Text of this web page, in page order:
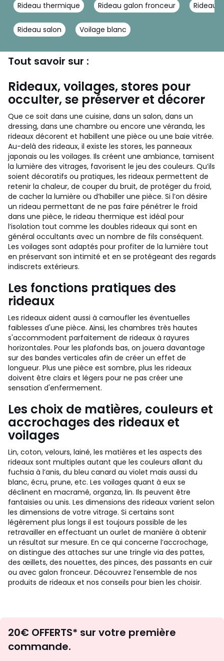
Rideau thermique Rideau galon fronceur Rideau
Rideau salon Voilage blanc
Tout savoir sur :
Rideaux, voilages, stores pour
occulter, se préserver et décorer
Que ce soit dans une cuisine, dans un salon, dans un
dressing, dans une chambre ou encore une véranda, les
rideaux décorent et habillent une pièce ou une baie vitrée.
Au-delà des rideaux, il existe les stores, les panneaux
japonais ou les voilages. Ils créent une ambiance, tamisent
la lumière des vitrages, favorisent le jeu des couleurs. Qu’ils
soient décoratifs ou pratiques, les rideaux permettent de
retenir la chaleur, de couper du bruit, de protéger du froid,
de cacher la lumière ou d’habiller une pièce. Si l’on désire
un rideau permettant de ne pas faire pénétrer le froid
dans une pièce, le rideau thermique est idéal pour
l’isolation tout comme les doubles rideaux qui sont en
général occultants avec un nombre de fils conséquent.
Les voilages sont adaptés pour profiter de la lumière tout
en préservant son intimité et en se protégeant des regards
indiscrets extérieurs.
Les fonctions pratiques des
rideaux
Les rideaux aident aussi à camoufler les éventuelles
faiblesses d'une pièce. Ainsi, les chambres très hautes
s'accommodent parfaitement de rideaux à rayures
horizontales. Pour les plafonds bas, on jouera davantage
sur des bandes verticales afin de créer un effet de
longueur. Plus une pièce est sombre, plus les rideaux
doivent être clairs et légers pour ne pas créer une
sensation d'enfermement.
Les choix de matières, couleurs et
accrochages des rideaux et
voilages
Lin, coton, velours, lainé, les matières et les aspects des
rideaux sont multiples autant que les couleurs allant du
fuchsia à l’anis, du bleu canard au violet mais aussi du
blanc, écru, prune, etc. Les voilages quant à eux se
déclinent en macramé, organza, lin. Ils peuvent être
fantaisies ou unis. Les dimensions des rideaux varient selon
les dimensions de votre vitrage. Si certains sont
légèrement plus longs il est toujours possible de les
retravailler en effectuant un ourlet de manière à obtenir
un résultat sur mesure. En ce qui concerne l’accrochage,
on distingue des attaches sur une tringle via des pattes,
des œillets, des nouettes, des pinces, des passants en cuir
ou avec galon fronceur. Découvrez l’ensemble de nos
produits de rideaux et nos conseils pour bien les choisir.
d'inspirations
20€ OFFERTS* sur votre première
commande.